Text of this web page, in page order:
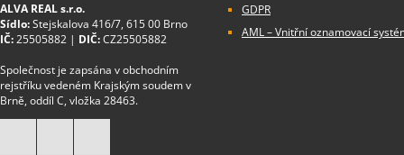
ALVA REAL s.r.o.
Sídlo:Stejskalova 416/7, 615 00 Brno
IČ:25505882 | DIČ:CZ25505882
Společnost je zapsána v obchodním
rejstříku vedeném Krajským soudem v
Brně, oddíl C, vložka 28463.
GDPR
AML – Vnitřní oznamovací